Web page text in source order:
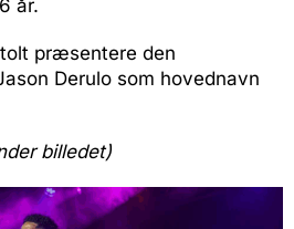
år.
præsentere den
Derulo som hovednavn
billedet)